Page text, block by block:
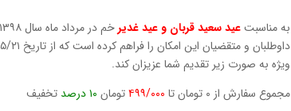
به مناسبتعید سعید قربان و عید غدیر
ویژه به صورت زیر تقدیم شما عزیزان کند.
مجموع سفارش از ۰ تومان تا
تومان ۱۰ درصد
تخفیف